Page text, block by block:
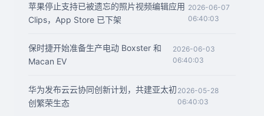
苹果停止支持已被遗忘的照片视频编辑应用
Clips，App Store 已下架
2026-06-07
06:40:03
保时捷开始准备生产电动 Boxster 和
Macan EV
2026-06-03
06:40:03
华为发布云云协同创新计划，共建亚太初
创繁荣生态
2026-05-28
06:40:03